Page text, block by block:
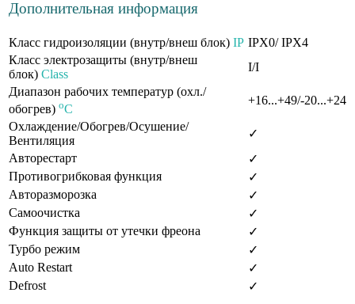
Дополнительная информация
Класс гидроизоляции (внутр/внеш блок) IP IPX0/ IPX4
Класс электрозащиты (внутр/внеш
блок) Class
I/I
Диапазон рабочих температур (охл./
обогрев) oC
+16...+49/-20...+24
Охлаждение/Обогрев/Осушение/
Вентиляция
✓
Авторестарт
✓
Противогрибковая функция
✓
Авторазморозка
✓
Самоочистка
✓
Функция защиты от утечки фреона
✓
Турбо режим
✓
Auto Restart
✓
Defrost
✓